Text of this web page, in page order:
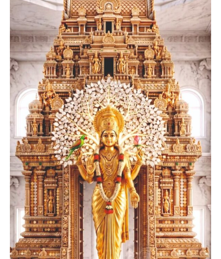
Sri Desu Venkata Subbarao
Founder President, Tirupati
Smt. Sahithi Suman
Founder Donor, Germany